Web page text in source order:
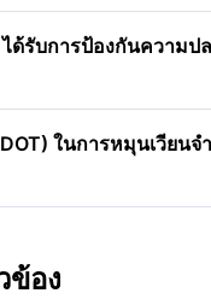
ด้รับการป้องกันความป
ในการหมุนเวียนจ
ข้อง